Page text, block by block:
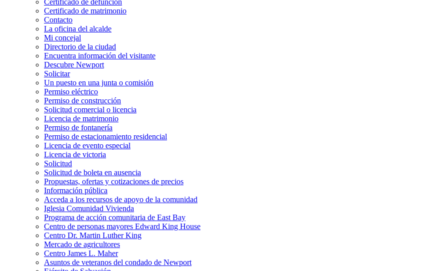
Certificado de defunción
Certificado de matrimonio
Contacto
La oficina del alcalde
Mi concejal
Directorio de la ciudad
Encuentra información del visitante
Descubre Newport
Solicitar
Un puesto en una junta o comisión
Permiso eléctrico
Permiso de construcción
Solicitud comercial o licencia
Licencia de matrimonio
Permiso de fontanería
Permiso de estacionamiento residencial
Licencia de evento especial
Licencia de victoria
Solicitud
Solicitud de boleta en ausencia
Propuestas, ofertas y cotizaciones de precios
Información pública
Acceda a los recursos de apoyo de la comunidad
Iglesia Comunidad Vivienda
Programa de acción comunitaria de East Bay
Centro de personas mayores Edward King House
Centro Dr. Martin Luther King
Mercado de agricultores
Centro James L. Maher
Asuntos de veteranos del condado de Newport